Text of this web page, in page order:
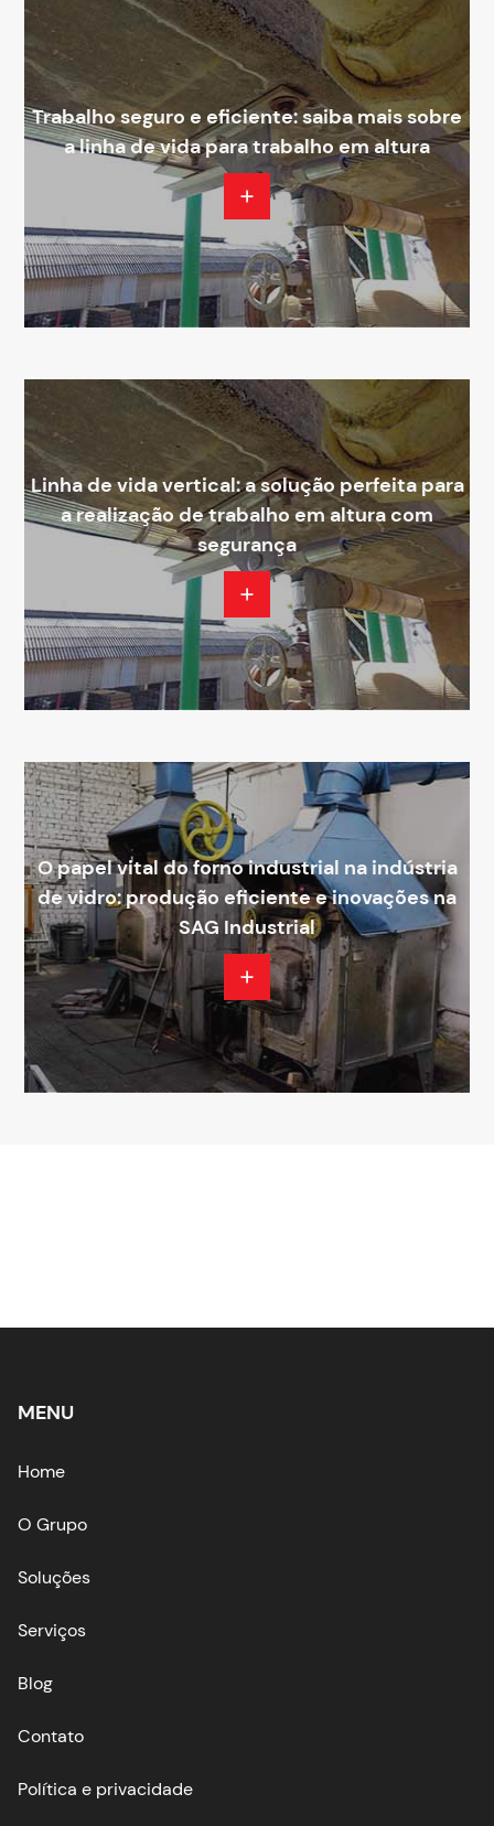
Trabalho seguro e eficiente: saiba mais sobre
a linha de vida para trabalho em altura
Linha de vida vertical: a solução perfeita para
a realização de trabalho em altura com
segurança
O papel vital do forno industrial na indústria
de vidro: produção eficiente e inovações na
SAG Industrial
MENU
Home
O Grupo
Soluções
Serviços
Blog
Contato
Política e privacidade